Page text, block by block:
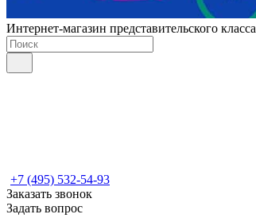
Интернет-магазин представительского класса
+7 (495) 532-54-93
Заказать звонок
Задать вопрос